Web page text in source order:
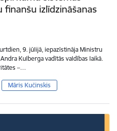
finanšu izlīdzināšanas
9. jūlijā, iepazīstināja Ministru
Kulberga vadītās valdības laikā.
–…
Māris Kučinskis